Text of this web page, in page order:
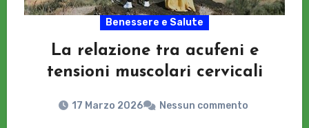
Benessere e Salute
La relazione tra acufeni e
tensioni muscolari cervicali
17 Marzo 2026 Nessun commento